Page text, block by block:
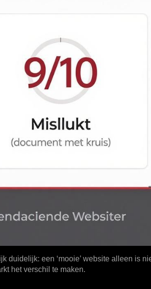
duidelijk: een ‘mooie’ website alleen is
het verschil te maken.